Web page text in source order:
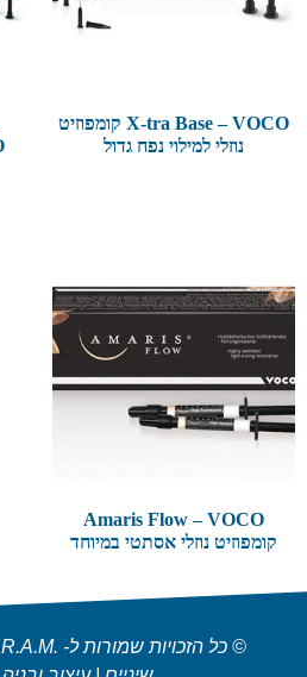
X-tra Base – VOCO קומפוזיט
נוזלי למילוי נפח גדול
Amaris Flow – VOCO
קומפוזיט נוזלי אסתטי במיוחד